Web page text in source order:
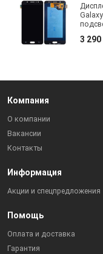
3 290
Компания
О компании
Вакансии
Контакты
Информация
Акции и спецпредложения
Помощь
Оплата и доставка
Гарантия